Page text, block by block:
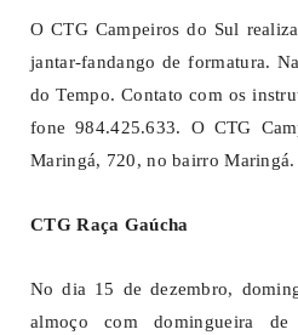
O CTG Campeiros do Sul
jantar-fandango de formatura.
do Tempo. Contato com os
fone 984.425.633. O CTG
Maringá, 720, no bairro Maringá.
CTG Raça Gaúcha
No dia 15 de dezembro,
almoço com domingueira